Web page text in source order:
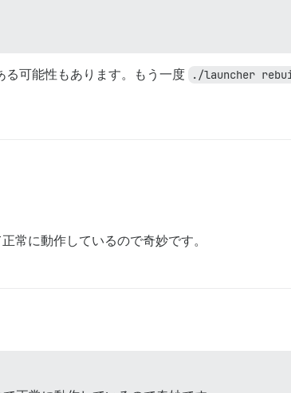
可能性もあります。もう一度 ./launcher
常に動作しているので奇妙です。